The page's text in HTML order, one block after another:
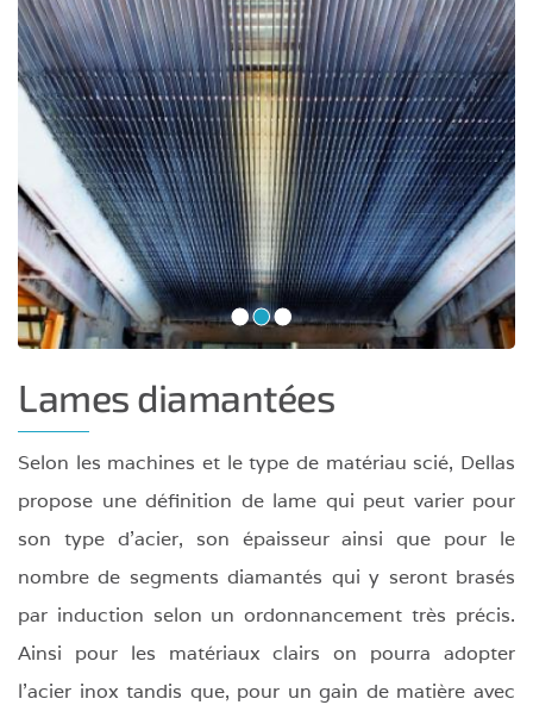
•••
Lames diamantées
Selon les machines et le type de matériau scié, Dellas
propose une définition de lame qui peut varier pour
son type d'acier, son épaisseur ainsi que pour le
nombre de segments diamantés qui y seront brasés
par induction selon un ordonnancement très précis.
Ainsi pour les matériaux clairs on pourra adopter
l'acier inox tandis que, pour un gain de matière avec